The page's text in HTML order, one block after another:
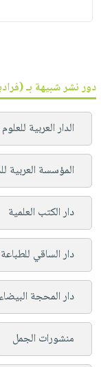
دور نشر شبيهة بـ
الدار العربية
المؤسسة العربية
دار الكتب العلمية
دار الساقي
دار المحجة
منشورات الجمل